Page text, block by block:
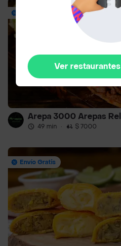
Arepa 3000 Arepas
49 min · $ 7000
Envío Gratis
Ver